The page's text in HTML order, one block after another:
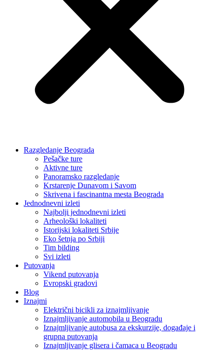
Razgledanje Beograda
Pešačke ture
Aktivne ture
Panoramsko razgledanje
Krstarenje Dunavom i Savom
Skrivena i fascinantna mesta Beograda
Jednodnevni izleti
Najbolji jednodnevni izleti
Arheološki lokaliteti
Istorijski lokaliteti Srbije
Eko šetnja po Srbiji
Tim bilding
Svi izleti
Putovanja
Vikend putovanja
Evropski gradovi
Blog
Iznajmi
Električni bicikli za iznajmljivanje
Iznajmljivanje automobila u Beogradu
Iznajmljivanje autobusa za ekskurzije, događaje i
grupna putovanja
Iznajmljivanje glisera i čamaca u Beogradu